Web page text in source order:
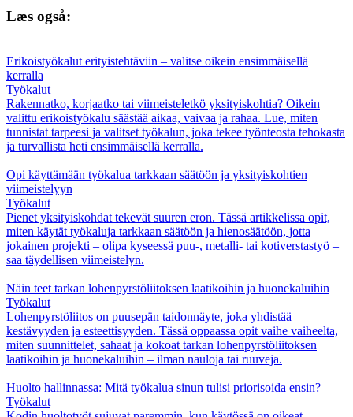
Læs også:
Erikoistyökalut erityistehtäviin – valitse oikein ensimmäisellä
kerralla
Työkalut
Rakennatko, korjaatko tai viimeisteletkö yksityiskohtia? Oikein
valittu erikoistyökalu säästää aikaa, vaivaa ja rahaa. Lue, miten
tunnistat tarpeesi ja valitset työkalun, joka tekee työnteosta tehokasta
ja turvallista heti ensimmäisellä kerralla.
Opi käyttämään työkalua tarkkaan säätöön ja yksityiskohtien
viimeistelyyn
Työkalut
Pienet yksityiskohdat tekevät suuren eron. Tässä artikkelissa opit,
miten käytät työkaluja tarkkaan säätöön ja hienosäätöön, jotta
jokainen projekti – olipa kyseessä puu-, metalli- tai kotiverstastyö –
saa täydellisen viimeistelyn.
Näin teet tarkan lohenpyrstöliitoksen laatikoihin ja huonekaluihin
Työkalut
Lohenpyrstöliitos on puusepän taidonnäyte, joka yhdistää
kestävyyden ja esteettisyyden. Tässä oppaassa opit vaihe vaiheelta,
miten suunnittelet, sahaat ja kokoat tarkan lohenpyrstöliitoksen
laatikoihin ja huonekaluihin – ilman nauloja tai ruuveja.
Huolto hallinnassa: Mitä työkalua sinun tulisi priorisoida ensin?
Työkalut